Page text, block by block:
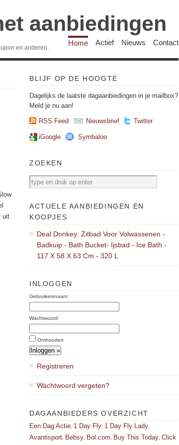
aanbiedingen
en anderen.
Home Actief Nieuws Contact
uit
BLIJF OP DE HOOGTE
Dagelijks de laatste dagaanbiedingen in je mailbox?
Meld je nu aan!
RSS Feed Nieuwsbrief Twitter
iGoogle Symbaloo
ZOEKEN
ACTUELE AANBIEDINGEN EN
KOOPJES
Deal Donkey: Zitbad Voor Volwassenen -
Badkuip - Bath Bucket- Ijsbad - Ice Bath -
117 X 58 X 63 Cm - 320 L
INLOGGEN
Gebruikersnaam:
Wachtwoord:
Onthouden
Registreren
Wachtwoord vergeten?
DAGAANBIEDERS OVERZICHT
Een Dag Actie 1 Day Fly 1 Day Fly Lady
Avantisport Bebsy Bol.com Buy This Today Click